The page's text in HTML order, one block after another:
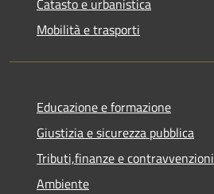
Catasto e urbanistica
Mobilità e trasporti
Educazione e formazione
Giustizia e sicurezza pubblica
Tributi,finanze e contravvenzioni
Ambiente